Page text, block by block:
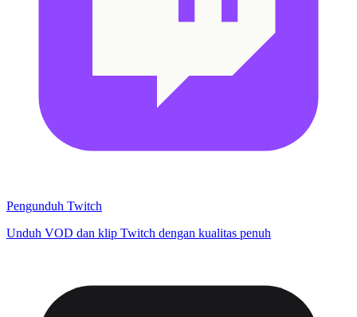
Pengunduh Twitch
Unduh VOD dan klip Twitch dengan kualitas penuh